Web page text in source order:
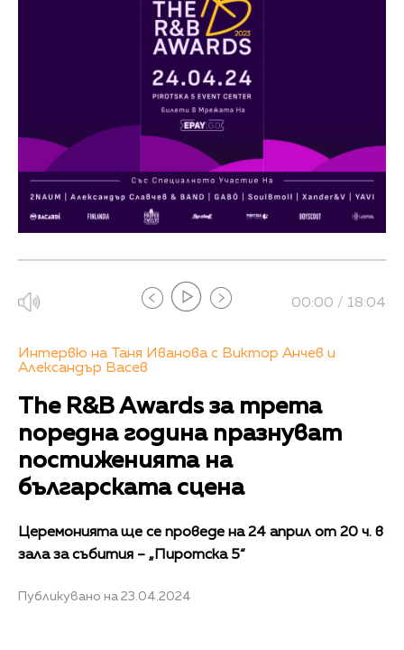
00:00 / 18:04
Интервю на Таня Иванова с Виктор Анчев и
Александър Васев
The R&B Awards за трета
поредна година празнуват
постиженията на
българската сцена
Церемонията ще се проведе на 24 април от 20 ч. в
зала за събития – „Пиротска 5“
Публикувано на 23.04.2024